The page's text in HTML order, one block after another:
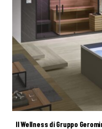
Il Wellness di Gruppo